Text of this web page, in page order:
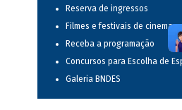
Reserva de ingressos
Filmes e festivais de cinema
Receba a programação
Concursos para Escolha de
Galeria BNDES